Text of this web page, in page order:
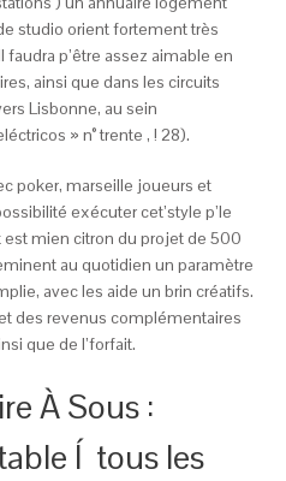
studio orient fortement très
p’être assez aimable en
ainsi que dans les circuits
Lisbonne, au sein
» n° trente , ! 28).
poker, marseille joueurs et
exécuter cet’style p’le
est mien citron du projet de 500
au quotidien un paramètre
avec les aide un brin créatifs.
des revenus complémentaires
que de l’forfait.
À Sous :
Í tous les